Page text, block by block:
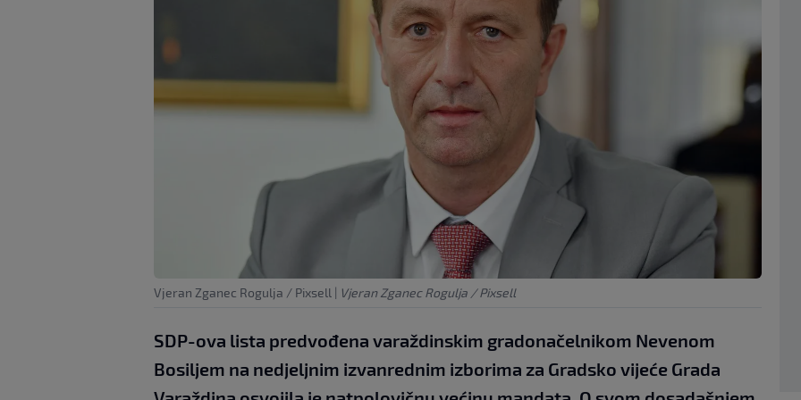
Vjeran Zganec Rogulja / Pixsell | Vjeran Zganec Rogulja / Pixsell
SDP-ova lista predvođena varaždinskim gradonačelnikom Nevenom
Bosiljem na nedjeljnim izvanrednim izborima za Gradsko vijeće Grada